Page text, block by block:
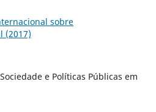
sobre
(2017)
e Políticas Públicas em